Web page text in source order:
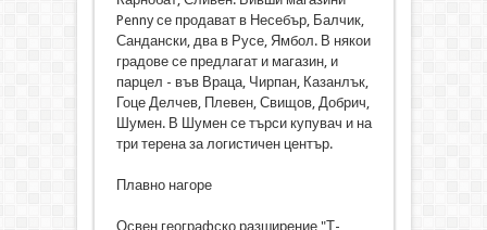
Penny се продават в Несебър, Балчик,
Сандански, два в Русе, Ямбол. В някои
градове се предлагат и магазин, и
парцел - във Враца, Чирпан, Казанлък,
Гоце Делчев, Плевен, Свищов, Добрич,
Шумен. В Шумен се търси купувач и на
три терена за логистичен център.
Плавно нагоре
Освен географско разширение "Т-